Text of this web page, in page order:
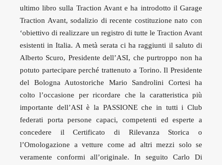
ultimo libro sulla Traction Avant e ha introdotto il Garage
Traction Avant, sodalizio di recente costituzione nato con
‘obiettivo di realizzare un registro di tutte le Traction Avant
esistenti in Italia. A metà serata ci ha raggiunti il saluto di
Alberto Scuro, Presidente dell’ASI, che purtroppo non ha
potuto partecipare perché trattenuto a Torino. Il Presidente
del Bologna Autostoriche Mario Sandrolini Cortesi ha
colto l’occasione per ricordare che la caratteristica più
importante dell’ASI è la PASSIONE che in tutti i Club
federati porta persone capaci, competenti ed esperte a
concedere il Certificato di Rilevanza Storica o
l’Omologazione a vetture come ad altri mezzi solo se
veramente conformi all’originale. In seguito Carlo Di